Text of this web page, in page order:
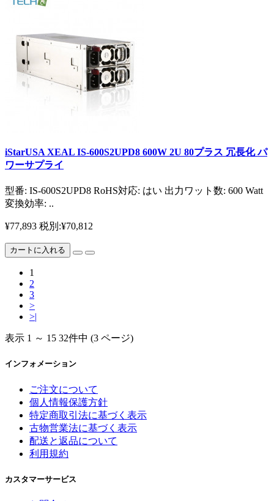
iStarUSA XEAL IS-600S2UPD8 600W 2U 80プラス 冗長化 パ
ワーサプライ
型番: IS-600S2UPD8 RoHS対応: はい 出力ワット数: 600 Watt
変換効率: ..
¥77,893 税別:¥70,812
カートに入れる
1
2
3
>
>|
表示 1 ～ 15 32件中 (3 ページ)
インフォメーション
ご注文について
個人情報保護方針
特定商取引法に基づく表示
古物営業法に基づく表示
配送と返品について
利用規約
カスタマーサービス